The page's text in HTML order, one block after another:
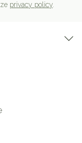
privacy policy